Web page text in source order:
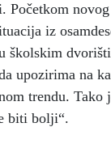
Početkom
iz
školskim
upozirima na
trendu. Tako
biti bolji“.